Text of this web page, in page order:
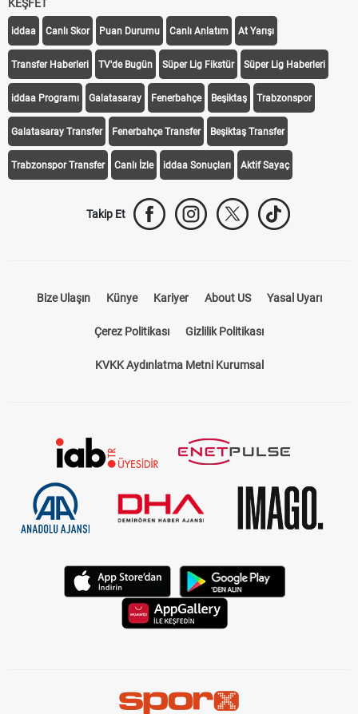
KEŞFET
iddaa Canlı Skor Puan Durumu Canlı Anlatım At Yarışı
Transfer Haberleri TV'de Bugün Süper Lig Fikstür Süper Lig Haberleri
iddaa Programı Galatasaray Fenerbahçe Beşiktaş Trabzonspor
Galatasaray Transfer Fenerbahçe Transfer Beşiktaş Transfer
Trabzonspor Transfer Canlı İzle iddaa Sonuçları Aktif Sayaç
Takip Et
Bize Ulaşın Künye Kariyer About US Yasal Uyarı
Çerez Politikası Gizlilik Politikası
KVKK Aydınlatma Metni Kurumsal